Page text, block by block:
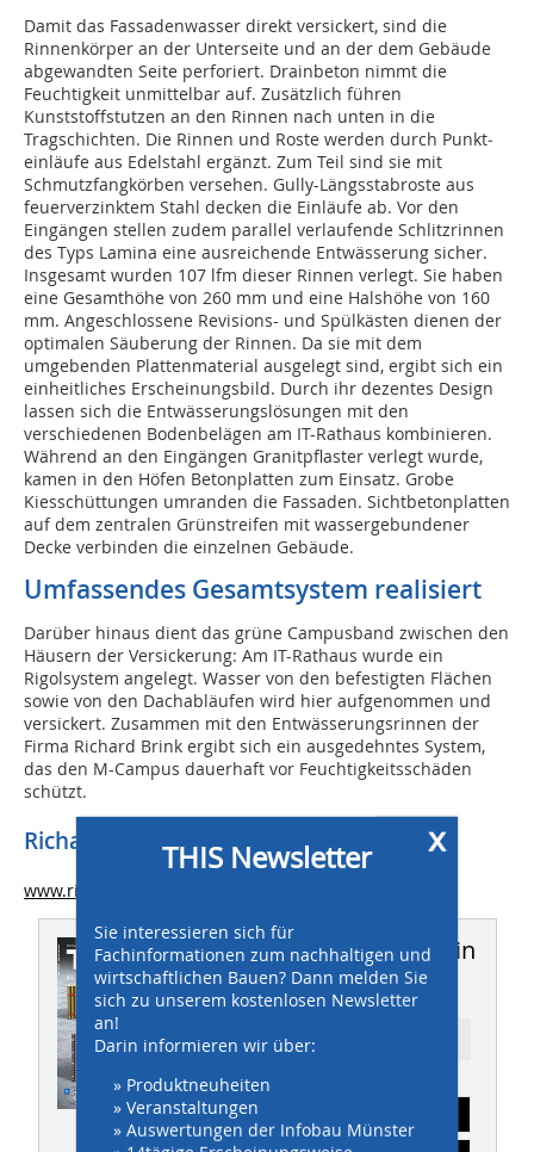
Damit das Fassadenwasser direkt versickert, sind die
Rinnenkörper an der Unterseite und an der dem Gebäude
abgewandten Seite perforiert. Drainbeton nimmt die
Feuchtigkeit unmittelbar auf. Zusätzlich führen
Kunststoffstutzen an den Rinnen nach unten in die
Tragschichten. Die Rinnen und Roste werden durch Punkt­­
einläufe aus Edelstahl ergänzt. Zum Teil sind sie mit
Schmutzfangkörben versehen. Gully-Längsstabroste aus
feuerverzinktem Stahl decken die Einläufe ab. Vor den
Eingängen stellen zudem parallel verlaufende Schlitzrinnen
des Typs Lamina eine ausreichende Entwässerung sicher.
Insgesamt wurden 107 lfm dieser Rinnen verlegt. Sie haben
eine Gesamthöhe von 260 mm und eine Halshöhe von 160
mm. Angeschlossene Revisions- und Spülkästen dienen der
optimalen Säuberung der Rinnen. Da sie mit dem
umgebenden Plattenmaterial ausgelegt sind, ergibt sich ein
einheitliches Erscheinungsbild. Durch ihr dezentes Design
lassen sich die Entwässerungslösungen mit den
verschiedenen Bodenbelägen am IT-Rathaus kombinieren.
Während an den Eingängen Granitpflaster verlegt wurde,
kamen in den Höfen Betonplatten zum Einsatz. Grobe
Kiesschüttungen umranden die Fassaden. Sichtbetonplatten
auf dem zentralen Grünstreifen mit wassergebundener
Decke verbinden die einzelnen Gebäude.
Umfassendes Gesamtsystem realisiert
Darüber hinaus dient das grüne Campusband zwischen den
Häusern der Versickerung: Am IT-Rathaus wurde ein
Rigolsystem angelegt. Wasser von den befestigten Flächen
sowie von den Dachabläufen wird hier aufgenommen und
versickert. Zusammen mit den Entwässerungsrinnen der
Firma Richard Brink ergibt sich ein ausgedehntes System,
das den M-Campus dauerhaft vor Feuchtigkeitsschäden
schützt.
Richard Brink GmbH & Co. KG
www.richard-brink.de
Dieser Artikel erschien in
THIS 08-09/2017
Ressort: TIEFBAU
x
THIS Newsletter
Sie interessieren sich für
Fachinformationen zum nachhaltigen und
wirtschaftlichen Bauen? Dann melden Sie
sich zu unserem kostenlosen Newsletter
an!
Darin informieren wir über:
» Produktneuheiten
» Veranstaltungen
» Auswertungen der Infobau Münster